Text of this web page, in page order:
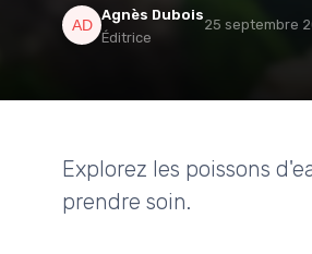
Agnès Dubois
Éditrice
25 septembre
Explorez les poissons
prendre soin.